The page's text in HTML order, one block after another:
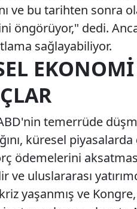
ve bu tarihten sonra
öngörüyor," dedi.
sağlayabiliyor.
temerrüde
küresel
ödemelerini
ve uluslararası
yaşanmış ve